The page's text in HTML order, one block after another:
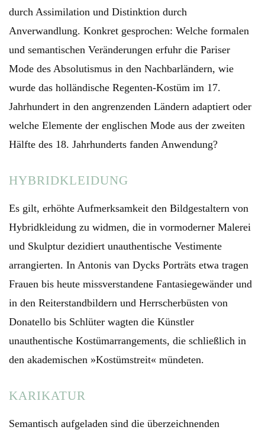
durch Assimilation und Distinktion durch
Anverwandlung. Konkret gesprochen: Welche formalen
und semantischen Veränderungen erfuhr die Pariser
Mode des Absolutismus in den Nachbarländern, wie
wurde das holländische Regenten-Kostüm im 17.
Jahrhundert in den angrenzenden Ländern adaptiert oder
welche Elemente der englischen Mode aus der zweiten
Hälfte des 18. Jahrhunderts fanden Anwendung?
HYBRIDKLEIDUNG
Es gilt, erhöhte Aufmerksamkeit den Bildgestaltern von
Hybridkleidung zu widmen, die in vormoderner Malerei
und Skulptur dezidiert unauthentische Vestimente
arrangierten. In Antonis van Dycks Porträts etwa tragen
Frauen bis heute missverstandene Fantasiegewänder und
in den Reiterstandbildern und Herrscherbüsten von
Donatello bis Schlüter wagten die Künstler
unauthentische Kostümarrangements, die schließlich in
den akademischen »Kostümstreit« mündeten.
KARIKATUR
Semantisch aufgeladen sind die überzeichnenden